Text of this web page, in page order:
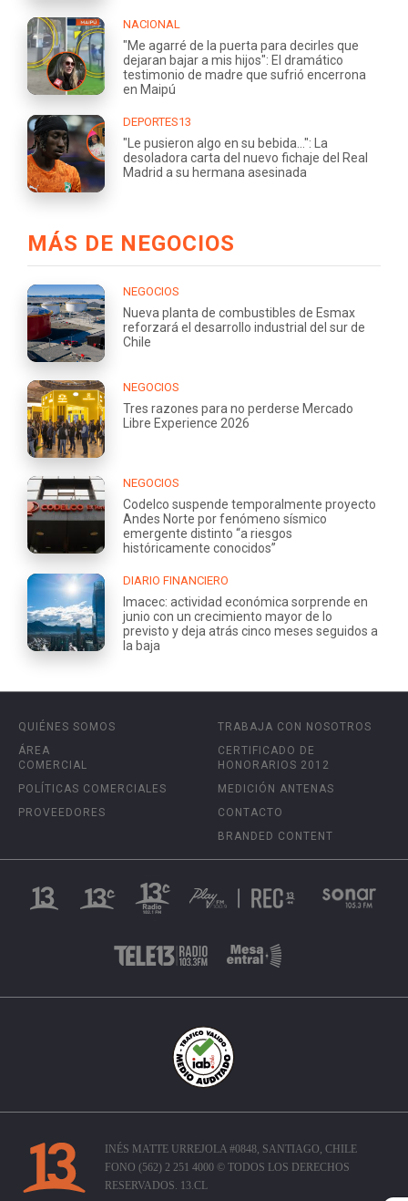
NACIONAL
"Me agarré de la puerta para decirles que
dejaran bajar a mis hijos": El dramático
testimonio de madre que sufrió encerrona
en Maipú
DEPORTES13
"Le pusieron algo en su bebida...": La
desoladora carta del nuevo fichaje del Real
Madrid a su hermana asesinada
MÁS DE NEGOCIOS
NEGOCIOS
Nueva planta de combustibles de Esmax
reforzará el desarrollo industrial del sur de
Chile
NEGOCIOS
Tres razones para no perderse Mercado
Libre Experience 2026
NEGOCIOS
Codelco suspende temporalmente proyecto
Andes Norte por fenómeno sísmico
emergente distinto “a riesgos
históricamente conocidos”
DIARIO FINANCIERO
Imacec: actividad económica sorprende en
junio con un crecimiento mayor de lo
previsto y deja atrás cinco meses seguidos a
la baja
QUIÉNES SOMOS
ÁREA
COMERCIAL
POLÍTICAS COMERCIALES
PROVEEDORES
TRABAJA CON NOSOTROS
CERTIFICADO DE
HONORARIOS 2012
MEDICIÓN ANTENAS
CONTACTO
BRANDED CONTENT
INÉS MATTE URREJOLA #0848, SANTIAGO, CHILE
FONO (562) 2 251 4000 © TODOS LOS DERECHOS
RESERVADOS. 13.CL